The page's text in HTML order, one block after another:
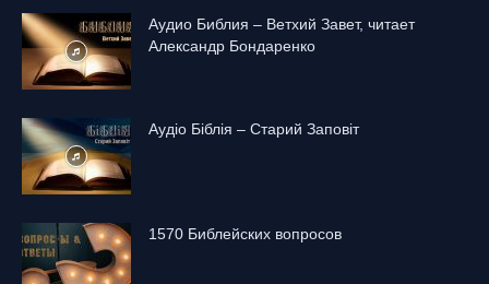
Аудио Библия – Ветхий Завет, читает
Александр Бондаренко
Аудіо Біблія – Старий Заповіт
1570 Библейских вопросов